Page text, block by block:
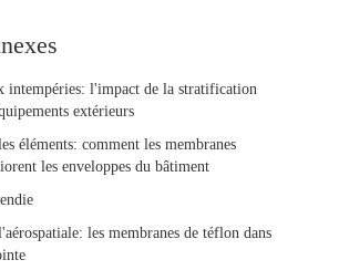
intempéries: l'impact de la stratification
extérieurs
éléments: comment les membranes
les enveloppes du bâtiment
les membranes de téflon dans